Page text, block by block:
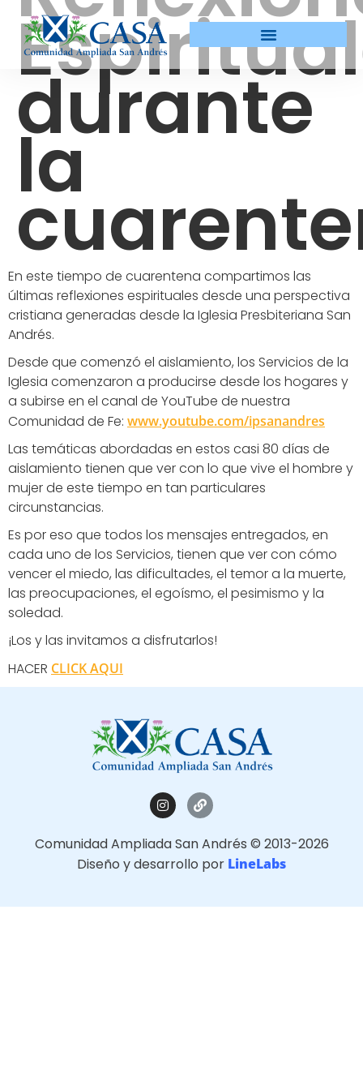
durante
la
En este tiempo de cuarentena compartimos las
últimas reflexiones espirituales desde una perspectiva
cristiana generadas desde la Iglesia Presbiteriana San
Andrés.
Desde que comenzó el aislamiento, los Servicios de la
Iglesia comenzaron a producirse desde los hogares y
a subirse en el canal de YouTube de nuestra
Comunidad de Fe: www.youtube.com/ipsanandres
Las temáticas abordadas en estos casi 80 días de
aislamiento tienen que ver con lo que vive el hombre y
mujer de este tiempo en tan particulares
circunstancias.
Es por eso que todos los mensajes entregados, en
cada uno de los Servicios, tienen que ver con cómo
vencer el miedo, las dificultades, el temor a la muerte,
las preocupaciones, el egoísmo, el pesimismo y la
soledad.
¡Los y las invitamos a disfrutarlos!
HACER CLICK AQUI
Comunidad Ampliada San Andrés © 2013-2026
Diseño y desarrollo por LineLabs